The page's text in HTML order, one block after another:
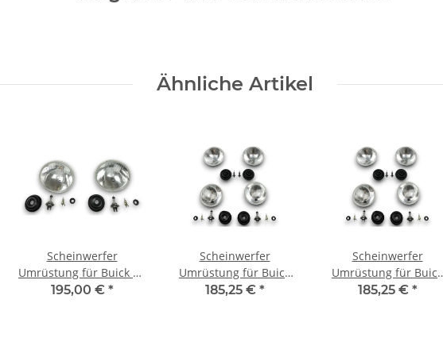
Ähnliche Artikel
Scheinwerfer
Umrüstung für Buick V8
US-Modelle auf EU-
195,00 € *
Scheinwerfer
Umrüstung für Buick
Skylark US-Modelle auf185,25 € *
Scheinwerfer
Umrüstung für Buick
GS 400 US-Modelle auf185,25 € *